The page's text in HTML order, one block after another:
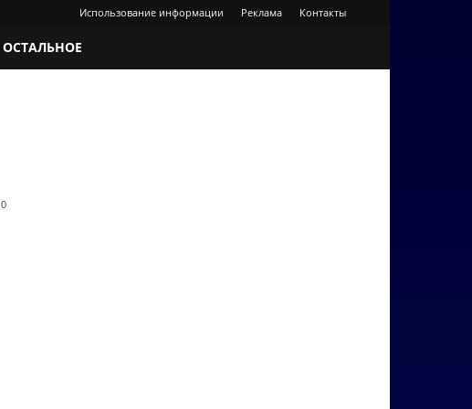
Использование информации Реклама Контакты
ОСТАЛЬНОЕ
0